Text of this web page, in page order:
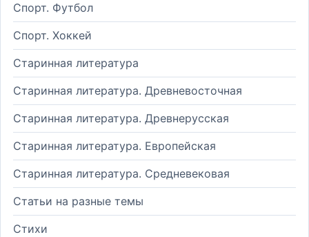
Спорт. Футбол
Спорт. Хоккей
Старинная литература
Старинная литература. Древневосточная
Старинная литература. Древнерусская
Старинная литература. Европейская
Старинная литература. Средневековая
Статьи на разные темы
Стихи